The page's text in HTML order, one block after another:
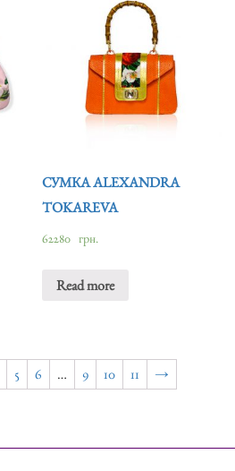
СУМКА ALEXANDRA
TOKAREVA
62280 грн.
Read more
5 6 … 9 10 11 →